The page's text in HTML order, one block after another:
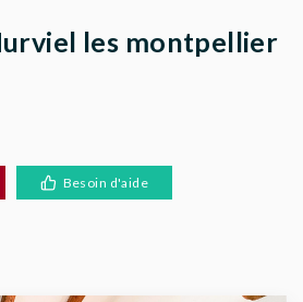
les montpellier
Besoin d'aide